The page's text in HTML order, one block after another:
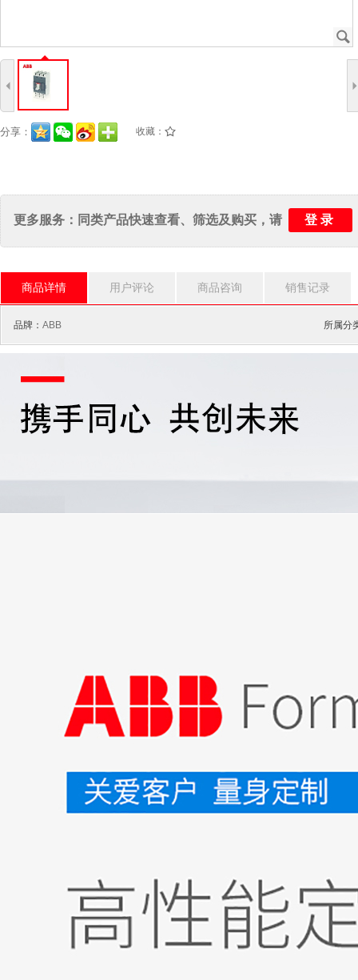
J
4
分享： 收藏： /
更多服务：同类产品快速查看、筛选及购买，请 登录
商品详情 用户评论 商品咨询 销售记录
品牌： ABB 所属分